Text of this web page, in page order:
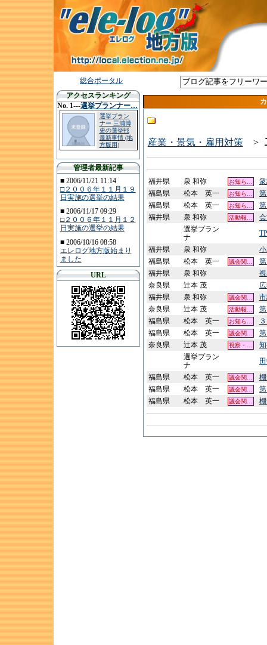
総合ポータル
アクセスランキング
No. 1---選挙プランナー…
選挙プラン
ナー 三浦博
史の選挙戦
最新事情 (地
方版用)
管理者最新記事
■ 2006/11/21 11:14
□２００６年１１月１９
日実施の選挙の結果
■ 2006/11/17 09:29
□２００６年１１月１２
日実施の選挙の結果
■ 2006/10/16 08:58
エレログ地方版始まり
ました
URL
産業・景気・雇用対策 >
福井県 泉 和弥 お知ら…
福島県
松本 英一 お知ら…
福島県
松本 英一 お知ら…
福井県
泉 和弥 活動報…
選挙プラン
ナ
福井県
泉 和弥
福島県
松本 英一 議会関…
福井県
泉 和弥
奈良県
辻本 茂
福井県
泉 和弥 議会関…
奈良県
辻本 茂 活動報…
福島県
松本 英一 お知ら…
福島県
松本 英一 議会関…
奈良県
辻本 茂 視察・…
選挙プラン
ナ
福島県
松本 英一 議会関…
福島県
松本 英一 議会関…
福島県
松本 英一 議会関…